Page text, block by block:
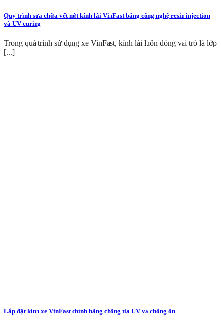
Quy trình sửa chữa vết nứt kính lái VinFast bằng công nghệ resin injection
và UV curing
Trong quá trình sử dụng xe VinFast, kính lái luôn đóng vai trò là lớp
[...]
Lắp đặt kính xe VinFast chính hãng chống tia UV và chống ồn